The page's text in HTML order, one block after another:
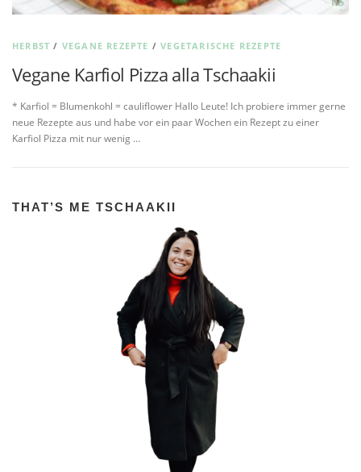
HERBST / VEGANE REZEPTE /VEGETARISCHE REZEPTE
Vegane Karfiol Pizza alla Tschaakii
* Karfiol = Blumenkohl = cauliflower Hallo Leute! Ich probiere immer gerne
neue Rezepte aus und habe vor ein paar Wochen ein Rezept zu einer
Karfiol Pizza mit nur wenig …
THAT’S ME TSCHAAKII